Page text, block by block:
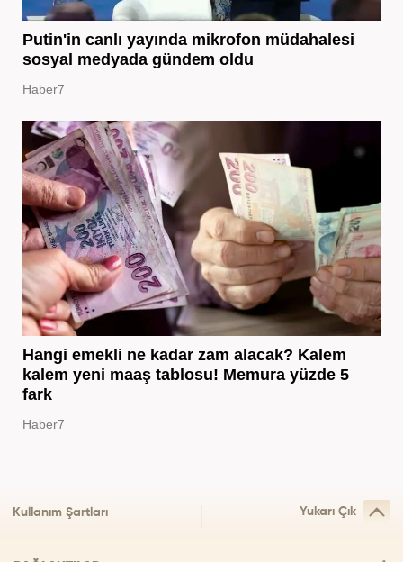
Putin'in canlı yayında mikrofon müdahalesi
sosyal medyada gündem oldu
Haber7
Hangi emekli ne kadar zam alacak? Kalem
kalem yeni maaş tablosu! Memura yüzde 5
fark
Haber7
Kullanım Şartları Yukarı Çık